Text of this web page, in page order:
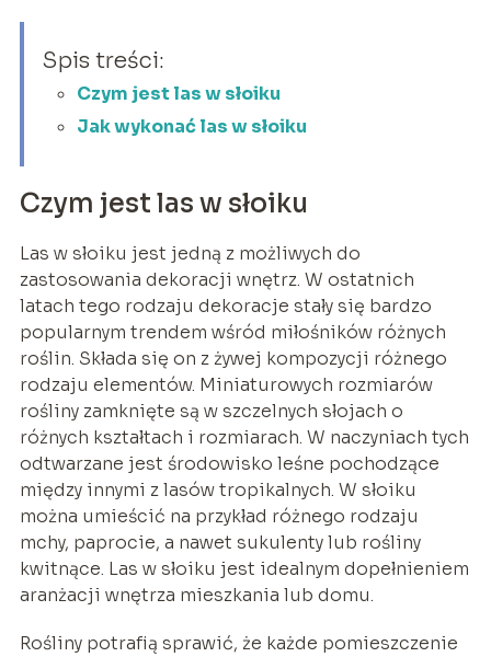
Spis treści:
Czym jest las w słoiku
Jak wykonać las w słoiku
Czym jest las w słoiku
Las w słoiku jest jedną z możliwych do
zastosowania dekoracji wnętrz. W ostatnich
latach tego rodzaju dekoracje stały się bardzo
popularnym trendem wśród miłośników różnych
roślin. Składa się on z żywej kompozycji różnego
rodzaju elementów. Miniaturowych rozmiarów
rośliny zamknięte są w szczelnych słojach o
różnych kształtach i rozmiarach. W naczyniach tych
odtwarzane jest środowisko leśne pochodzące
między innymi z lasów tropikalnych. W słoiku
można umieścić na przykład różnego rodzaju
mchy, paprocie, a nawet sukulenty lub rośliny
kwitnące. Las w słoiku jest idealnym dopełnieniem
aranżacji wnętrza mieszkania lub domu.
Rośliny potrafią sprawić, że każde pomieszczenie